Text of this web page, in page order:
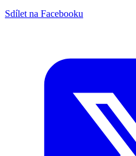
Sdílet na Facebooku